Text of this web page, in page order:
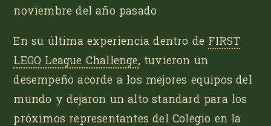
noviembre del año pasado.
En su última experiencia dentro de FIRST
LEGO League Challenge, tuvieron un
desempeño acorde a los mejores equipos del
mundo y dejaron un alto standard para los
próximos representantes del Colegio en la